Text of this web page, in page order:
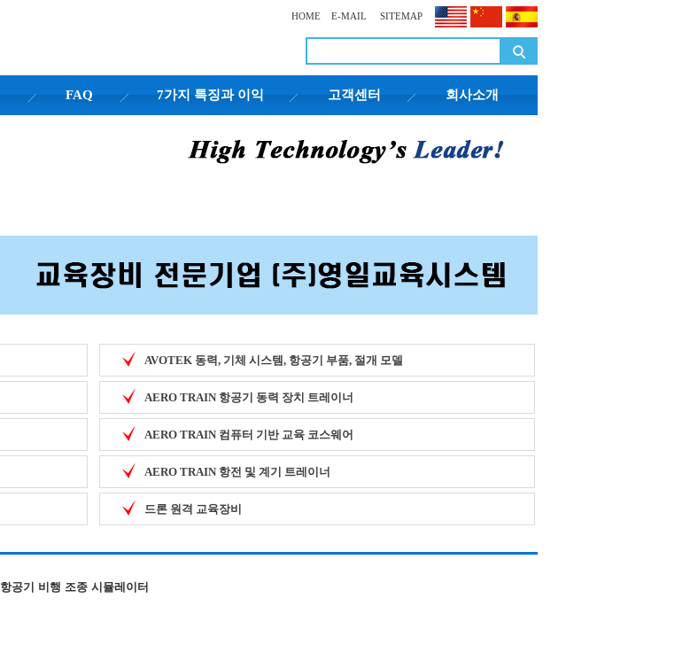
HOME E-MAIL SITEMAP
FAQ 7가지 특징과 이익 고객센터 회사소개
AVOTEK 동력, 기체 시스템, 항공기 부품, 절개 모델
AERO TRAIN 항공기 동력 장치 트레이너
AERO TRAIN 컴퓨터 기반 교육 코스웨어
AERO TRAIN 항전 및 계기 트레이너
드론 원격 교육장비
항공기 비행 조종 시뮬레이터